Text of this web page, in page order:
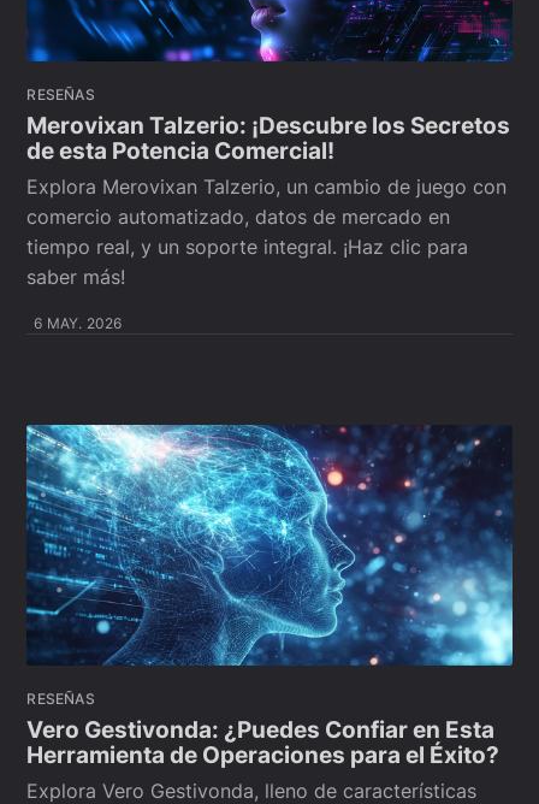
RESEÑAS
Merovixan Talzerio: ¡Descubre los Secretos
de esta Potencia Comercial!
Explora Merovixan Talzerio, un cambio de juego con
comercio automatizado, datos de mercado en
tiempo real, y un soporte integral. ¡Haz clic para
saber más!
6 MAY. 2026
RESEÑAS
Vero Gestivonda: ¿Puedes Confiar en Esta
Herramienta de Operaciones para el Éxito?
Explora Vero Gestivonda, lleno de características